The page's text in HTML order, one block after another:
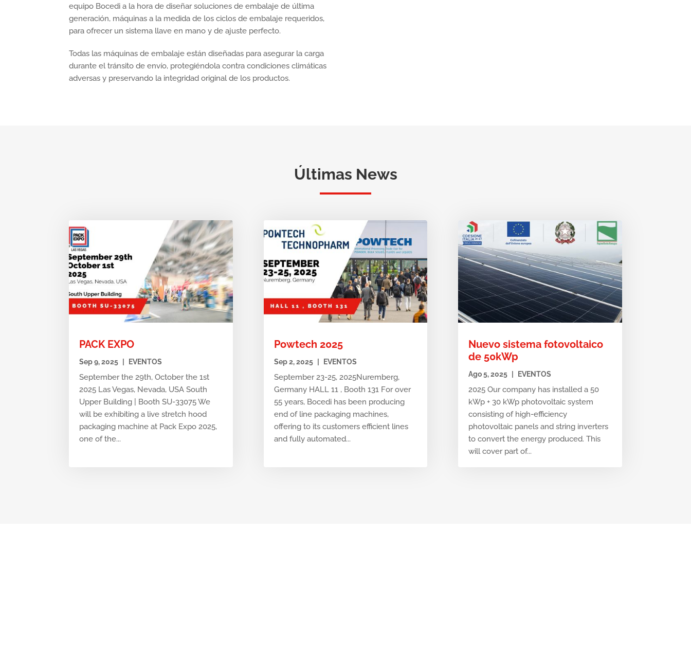
equipo Bocedi a la hora de diseñar soluciones de embalaje de última
generación, máquinas a la medida de los ciclos de embalaje requeridos,
para ofrecer un sistema llave en mano y de ajuste perfecto.
Todas las máquinas de embalaje están diseñadas para asegurar la carga
durante el tránsito de envío, protegiéndola contra condiciones climáticas
adversas y preservando la integridad original de los productos.
Últimas News
PACK EXPO
Sep 9, 2025 EVENTOS
September the 29th, October the 1st
2025 Las Vegas, Nevada, USA South
Upper Building | Booth SU-33075 We
will be exhibiting a live stretch hood
packaging machine at Pack Expo 2025,
one of the...
Powtech 2025
Sep 2, 2025 EVENTOS
September 23-25, 2025Nuremberg,
Germany HALL 11 , Booth 131 For over
55 years, Bocedi has been producing
end of line packaging machines,
offering to its customers efficient lines
and fully automated...
Nuevo sistema fotovoltaico
de 50kWp
Ago 5, 2025 EVENTOS
2025 Our company has installed a 50
kWp + 30 kWp photovoltaic system
consisting of high-efficiency
photovoltaic panels and string inverters
to convert the energy produced. This
will cover part of...